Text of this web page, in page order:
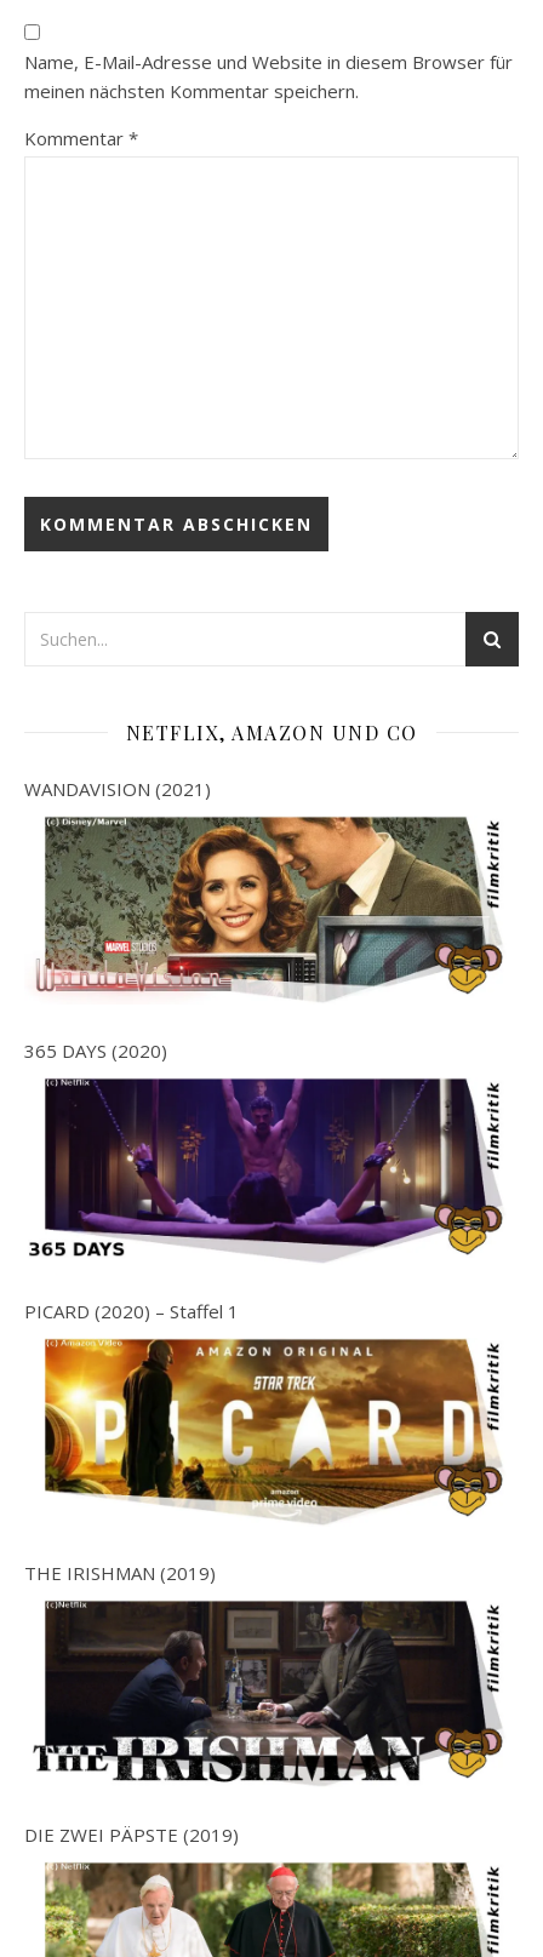
Name, E-Mail-Adresse und Website in diesem Browser für
meinen nächsten Kommentar speichern.
Kommentar *
NETFLIX, AMAZON UND CO
WANDAVISION (2021)
365 DAYS (2020)
PICARD (2020) – Staffel 1
THE IRISHMAN (2019)
DIE ZWEI PÄPSTE (2019)